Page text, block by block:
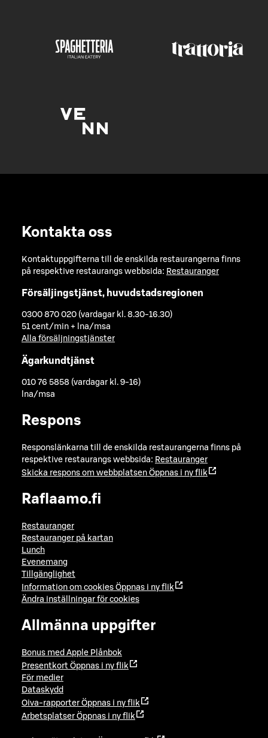
Kontakta oss
Kontaktuppgifterna till de enskilda restaurangerna finns
på respektive restaurangs webbsida: Restauranger
Försäljingstjänst, huvudstadsregionen
0300 870 020 (vardagar kl. 8.30-16.30)
51 cent/min + lna/msa
Alla försäljningstjänster
Ägarkundtjänst
010 76 5858 (vardagar kl. 9-16)
lna/msa
Respons
Responslänkarna till de enskilda restaurangerna finns på
respektive restaurangs webbsida: Restauranger
Skicka respons om webbplatsen Öppnas i ny flik
Raflaamo.fi
Restauranger
Restauranger på kartan
Lunch
Evenemang
Tillgänglighet
Information om cookies Öppnas i ny flik
Ändra inställningar för cookies
Allmänna uppgifter
Bonus med Apple Plånbok
Presentkort Öppnas i ny flik
För medier
Dataskydd
Oiva-rapporter Öppnas i ny flik
Arbetsplatser Öppnas i ny flik